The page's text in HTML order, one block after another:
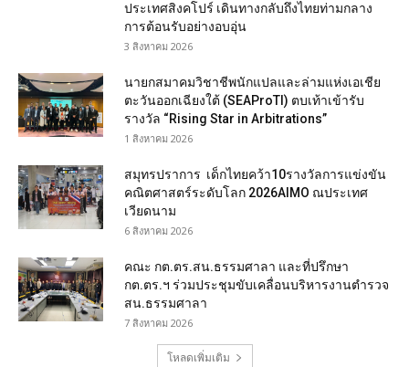
ประเทศสิงคโปร์ เดินทางกลับถึงไทยท่ามกลาง
การต้อนรับอย่างอบอุ่น
3 สิงหาคม 2026
นายกสมาคมวิชาชีพนักแปลและล่ามแห่งเอเชีย
ตะวันออกเฉียงใต้ (SEAProTI) ตบเท้าเข้ารับ
รางวัล “Rising Star in Arbitrations”
1 สิงหาคม 2026
สมุทรปราการ เด็กไทยคว้า10รางวัลการแข่งขัน
คณิตศาสตร์ระดับโลก 2026AIMO ณประเทศ
เวียดนาม
6 สิงหาคม 2026
คณะ กต.ตร.สน.ธรรมศาลา และที่ปรึกษา
กต.ตร.ฯ ร่วมประชุมขับเคลื่อนบริหารงานตำรวจ
สน.ธรรมศาลา
7 สิงหาคม 2026
โหลดเพิ่มเติม